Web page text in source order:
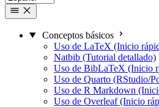
Conceptos básicos
Uso de LaTeX (Inicio
Natbib (Tutorial detallado)
Uso de BibLaTeX (Inicio
Uso de Quarto (RStudio/
Uso de R Markdown
Uso de Overleaf (Inicio